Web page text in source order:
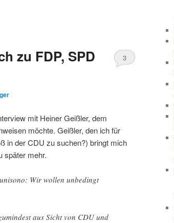
zu FDP, SPD
3
mit Heiner Geißler, dem
möchte. Geißler, den ich für
in der CDU zu suchen?) bringt mich
später mehr.
Wir wollen unbedingt
aus Sicht von CDU und